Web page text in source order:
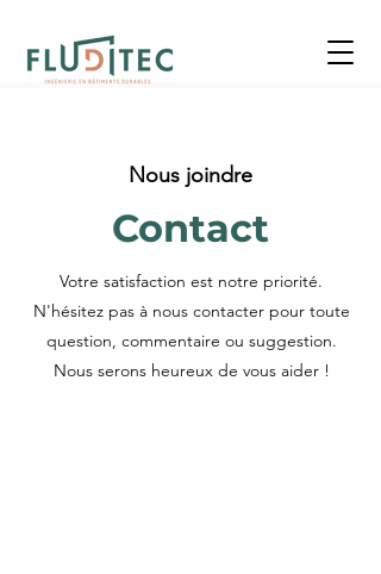
Nous joindre
Contact
Votre satisfaction est notre priorité.
N'hésitez pas à nous contacter pour toute
question, commentaire ou suggestion.
Nous serons heureux de vous aider !